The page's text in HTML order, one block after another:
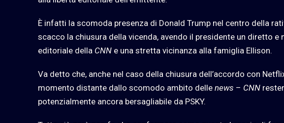
È infatti la scomoda presenza di Donald Trump nel centro della
scacco la chiusura della vicenda, avendo il presidente un diretto e
editoriale della CNN e una stretta vicinanza alla famiglia Ellison.
Va detto che, anche nel caso della chiusura dell’accordo con
momento distante dallo scomodo ambito delle news – CNN
potenzialmente ancora bersagliabile da PSKY.